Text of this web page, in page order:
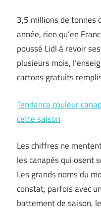
3,5 millions de tonnes
année, rien qu’en
poussé Lidl à revoir
plusieurs mois,
cartons gratuits
Tendance couleur
cette saison
Les chiffres ne
les canapés qui osent
Les grands noms du
constat, parfois avec
battement de saison,